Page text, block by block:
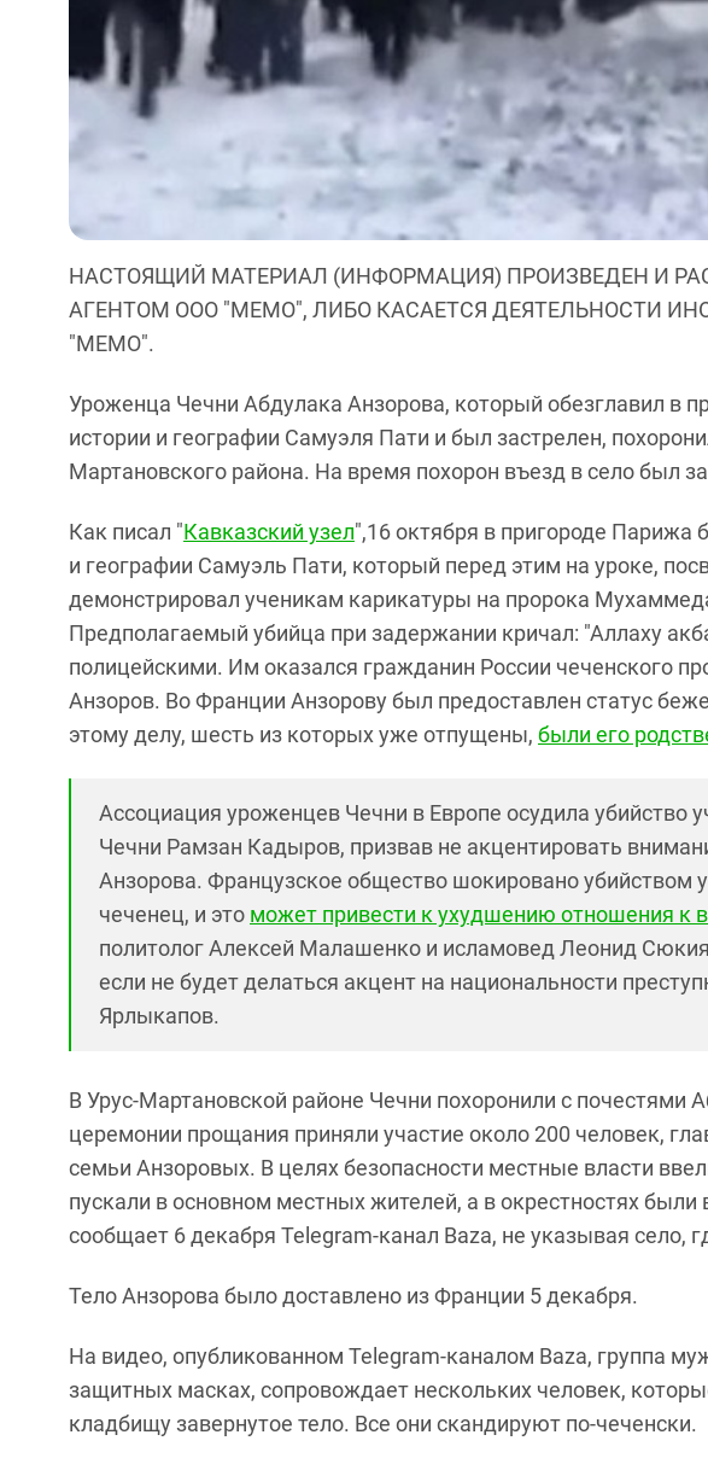
НАСТОЯЩИЙ МАТЕРИАЛ (ИНФОРМАЦИЯ) ПРОИЗВЕДЕН И
АГЕНТОМ ООО "МЕМО", ЛИБО КАСАЕТСЯ ДЕЯТЕЛЬНОСТИ
"МЕМО".
Уроженца Чечни Абдулака Анзорова, который обезглавил в
истории и географии Самуэля Пати и был застрелен,
Мартановского района. На время похорон въезд в село был
Как писал "Кавказский узел",16 октября в пригороде Парижа
и географии Самуэль Пати, который перед этим на уроке,
демонстрировал ученикам карикатуры на пророка
Предполагаемый убийца при задержании кричал: "Аллаху
полицейскими. Им оказался гражданин России чеченского
Анзоров. Во Франции Анзорову был предоставлен статус
этому делу, шесть из которых уже отпущены, были его
Ассоциация уроженцев Чечни в Европе осудила убийство
Чечни Рамзан Кадыров, призвав не акцентировать
Анзорова. Французское общество шокировано убийством
чеченец, и это может привести к ухудшению отношения к
политолог Алексей Малашенко и исламовед Леонид
если не будет делаться акцент на национальности
Ярлыкапов.
В Урус-Мартановской районе Чечни похоронили с почестями
церемонии прощания приняли участие около 200 человек,
семьи Анзоровых. В целях безопасности местные власти
пускали в основном местных жителей, а в окрестностях
сообщает 6 декабря Telegram-канал Baza, не указывая село,
Тело Анзорова было доставлено из Франции 5 декабря.
На видео, опубликованном Telegram-каналом Baza, группа
защитных масках, сопровождает нескольких человек,
кладбищу завернутое тело. Все они скандируют по-чеченски.